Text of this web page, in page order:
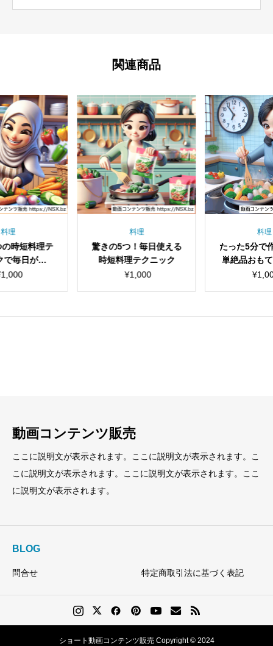
関連商品
料理
時短料理テ
で毎日が楽
に！
1,000
料理
驚きの5つ！毎日使える
時短料理テクニック
¥1,000
料理
たった5分で
単絶品おも
ピ5
¥
動画コンテンツ販売
ここに説明文が表示されます。ここに説明文が表示されます。こ
こに説明文が表示されます。ここに説明文が表示されます。ここ
に説明文が表示されます。
BLOG
問合せ 特定商取引法に基づく表記
ショート動画コンテンツ販売 Copyright © 2024